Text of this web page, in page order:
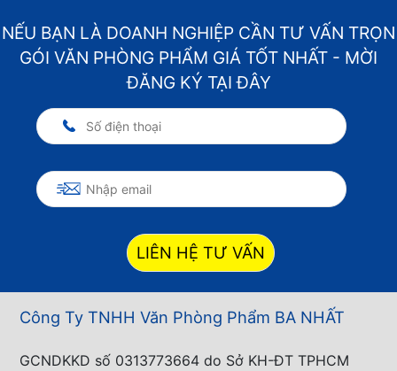
NẾU BẠN LÀ DOANH NGHIỆP CẦN TƯ VẤN TRỌN
GÓI VĂN PHÒNG PHẨM GIÁ TỐT NHẤT - MỜI
ĐĂNG KÝ TẠI ĐÂY
LIÊN HỆ TƯ VẤN
Công Ty TNHH Văn Phòng Phẩm BA NHẤT
GCNDKKD số 0313773664 do Sở KH-ĐT TPHCM